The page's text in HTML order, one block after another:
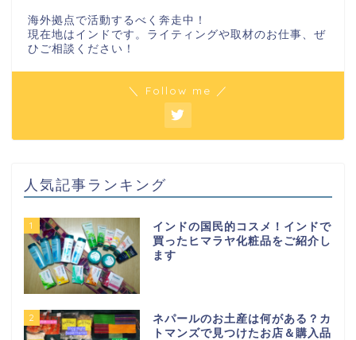
海外拠点で活動するべく奔走中！
現在地はインドです。ライティングや取材のお仕事、ぜ
ひご相談ください！
＼ Follow me ／
人気記事ランキング
1
インドの国民的コスメ！インドで
買ったヒマラヤ化粧品をご紹介し
ます
2
ネパールのお土産は何がある？カ
トマンズで見つけたお店＆購入品